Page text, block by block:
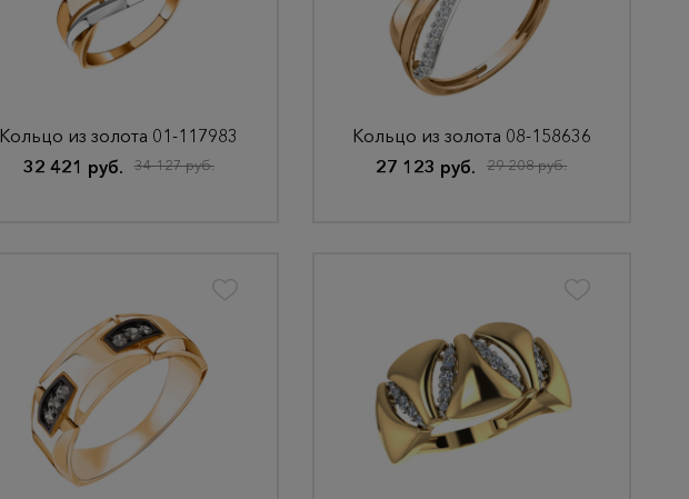
Кольцо из золота 01-117983
32 421 руб.
34 127 руб.
Кольцо из золота 08-158636
27 123 руб.
29 208 руб.